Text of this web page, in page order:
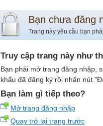
Bạn chưa đăng
Trang này yêu cầu bạn
Truy cập trang này như
Bạn phải mở trang đăng nhập,
khẩu đã đăng ký rồi nhấn nút
Bạn làm gì tiếp theo?
Mở trang đăng nhập
Quay trở lại trang trước